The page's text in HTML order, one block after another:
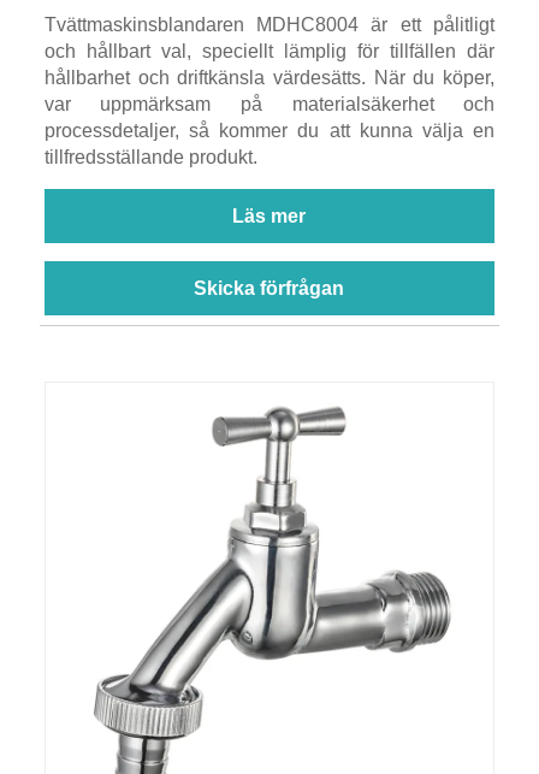
Tvättmaskinsblandaren MDHC8004 är ett pålitligt
och hållbart val, speciellt lämplig för tillfällen där
hållbarhet och driftkänsla värdesätts. När du köper,
var uppmärksam på materialsäkerhet och
processdetaljer, så kommer du att kunna välja en
tillfredsställande produkt.
Läs mer
Skicka förfrågan